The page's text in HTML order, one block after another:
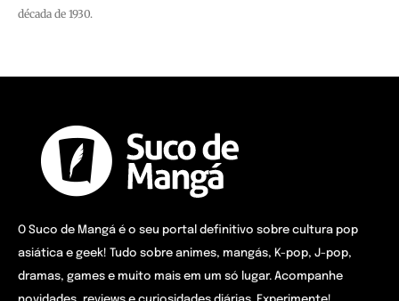
década de 1930.
O Suco de Mangá é o seu portal definitivo sobre cultura pop
asiática e geek! Tudo sobre animes, mangás, K-pop, J-pop,
dramas, games e muito mais em um só lugar. Acompanhe